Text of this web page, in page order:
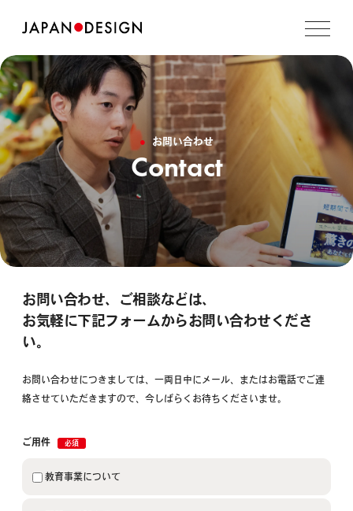
お問い合わせ
Contact
お問い合わせ、ご相談などは、
お気軽に下記フォームからお問い合わせくださ
い。
お問い合わせにつきましては、一両日中にメール、またはお電話でご連
絡させていただきますので、今しばらくお待ちくださいませ。
ご用件 必須
教育事業について